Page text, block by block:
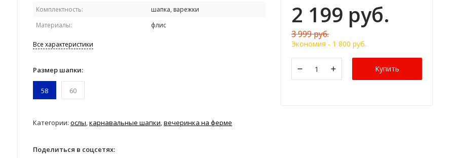
Комплектность:
шапка, варежки
Материалы:
флис
Все характеристики
Размер шапки:
58 60
Категории: ослы,карнавальные шапки,вечеринка на ферме
Поделиться в соцсетях:
2 199 руб.
3 999 руб.
Экономия - 1 800 руб.
Купить